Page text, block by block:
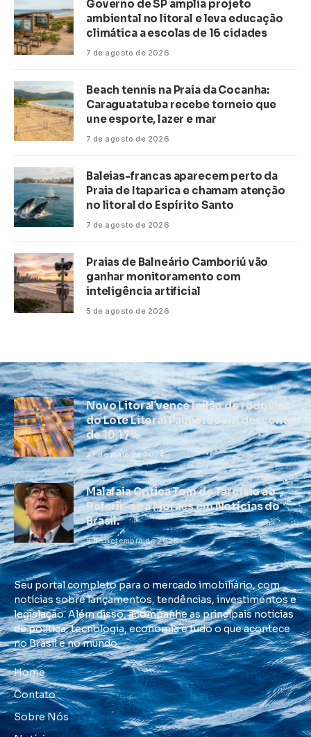
Governo de SP amplia projeto
ambiental no litoral e leva educação
climática a escolas de 16 cidades
7 de agosto de 2026
Beach tennis na Praia da Cocanha:
Caraguatatuba recebe torneio que
une esporte, lazer e mar
7 de agosto de 2026
Baleias-francas aparecem perto da
Praia de Itaparica e chamam atenção
no litoral do Espírito Santo
7 de agosto de 2026
Praias de Balneário Camboriú vão
ganhar monitoramento com
inteligência artificial
5 de agosto de 2026
Novo Litoral vence leilão de rodovias
do Lote Litoral Paulista com desconto
de 10,17%
27 de maio de 2024
Malafaia Critica Tom de Tarcísio ao
Referir-se a Moraes em Notícias do
Brasil.
8 de setembro de 2025
Seu portal completo para o mercado imobiliário, com
notícias sobre lançamentos, tendências, investimentos e
legislação. Além disso, acompanhe as principais notícias
de política, tecnologia, economia e tudo o que acontece
no Brasil e no mundo.
Home
Contato
Sobre Nós